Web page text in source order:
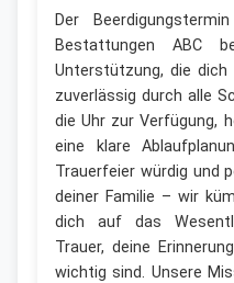
Der
Bestattungen ABC
Unterstützung, die
zuverlässig durch alle
die Uhr zur Verfügung,
eine klare
Trauerfeier würdig und
deiner Familie – wir
dich auf das
Trauer, deine
wichtig sind. Unsere